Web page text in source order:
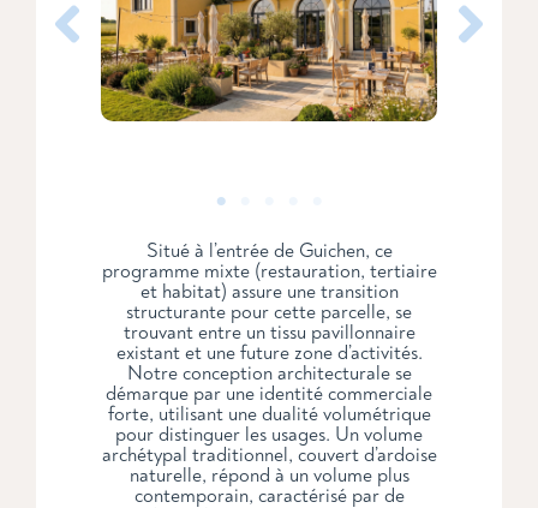
Situé à l’entrée de Guichen, ce
programme mixte (restauration, tertiaire
et habitat) assure une transition
structurante pour cette parcelle, se
trouvant entre un tissu pavillonnaire
existant et une future zone d’activités.
Notre conception architecturale se
démarque par une identité commerciale
forte, utilisant une dualité volumétrique
pour distinguer les usages. Un volume
archétypal traditionnel, couvert d’ardoise
naturelle, répond à un volume plus
contemporain, caractérisé par de